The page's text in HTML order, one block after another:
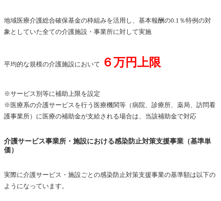
地域医療介護総合確保基金の枠組みを活用し、基本報酬の0.1％特例の対
象としていた全ての介護施設・事業所に対して実施
平均的な規模の介護施設において ６万円上限
※サービス別等に補助上限を設定
※医療系の介護サービスを行う医療機関等（病院、診療所、薬局、訪問看
護事業所）に医療の補助金が支給される場合は、当該補助金で対応
介護サービス事業所・施設における感染防止対策支援事業（基準単
価）
実際に介護サービス・施設ごとの感染防止対策支援事業の基準額は以下の
ようになっています。